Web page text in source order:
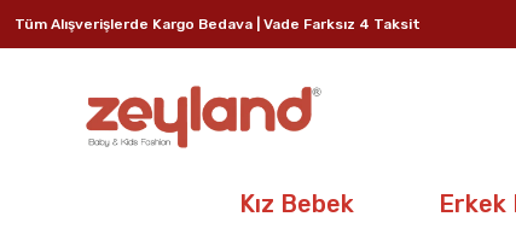
Tüm Alışverişlerde Kargo Bedava | Vade Farksız 4 Taksit
Kız Bebek Erkek